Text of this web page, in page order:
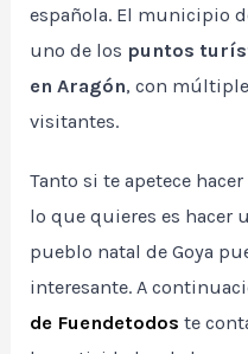
española. El municipio
uno de los puntos
en Aragón, con
visitantes.
Tanto si te apetece
lo que quieres es hacer
pueblo natal de Goya
interesante. A
de Fuendetodos te